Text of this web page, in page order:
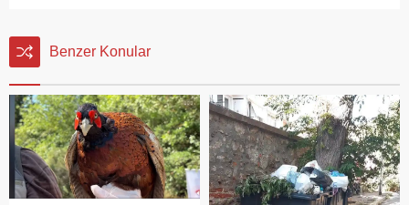
Benzer Konular